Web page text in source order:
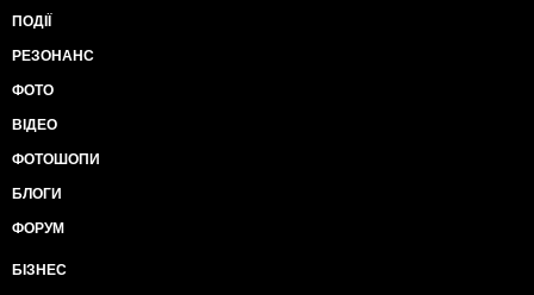
ПОДІЇ
РЕЗОНАНС
ФОТО
ВІДЕО
ФОТОШОПИ
БЛОГИ
ФОРУМ
БІЗНЕС